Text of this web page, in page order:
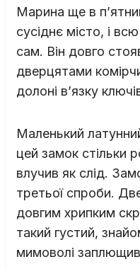
Марина ще в
сусіднє місто, і
сам. Він довго
дверцятами
долоні в’язку
Маленький
цей замок стільки
влучив як слід.
третьої спроби.
довгим хрипким
такий густий,
мимоволі заплющив